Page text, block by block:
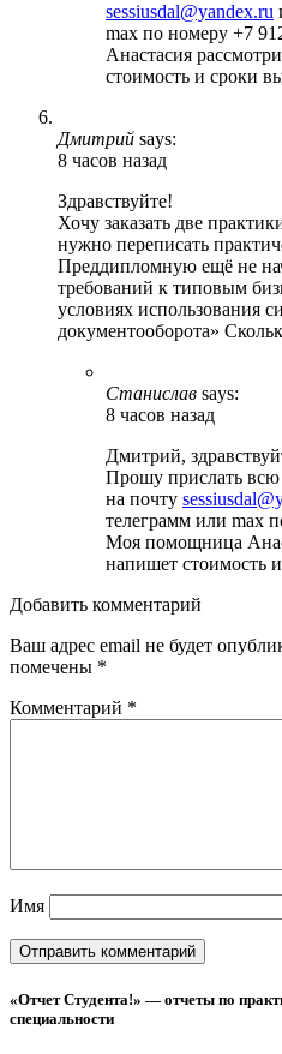
sessiusdal@yandex.ru
max по номеру +7
Анастасия
стоимость и сроки
Дмитрий says:
8 часов назад
Здравствуйте!
Хочу заказать две
нужно переписать
Преддипломную ещё не
требований к типовым
условиях использования
документооборота»
Станислав says:
8 часов назад
Дмитрий,
Прошу прислать
на почту
телеграмм или max
Моя помощница
напишет стоимость
Добавить комментарий
Ваш адрес email не будет
помечены *
Комментарий *
Имя
«Отчет Студента!» — отчеты по
специальности